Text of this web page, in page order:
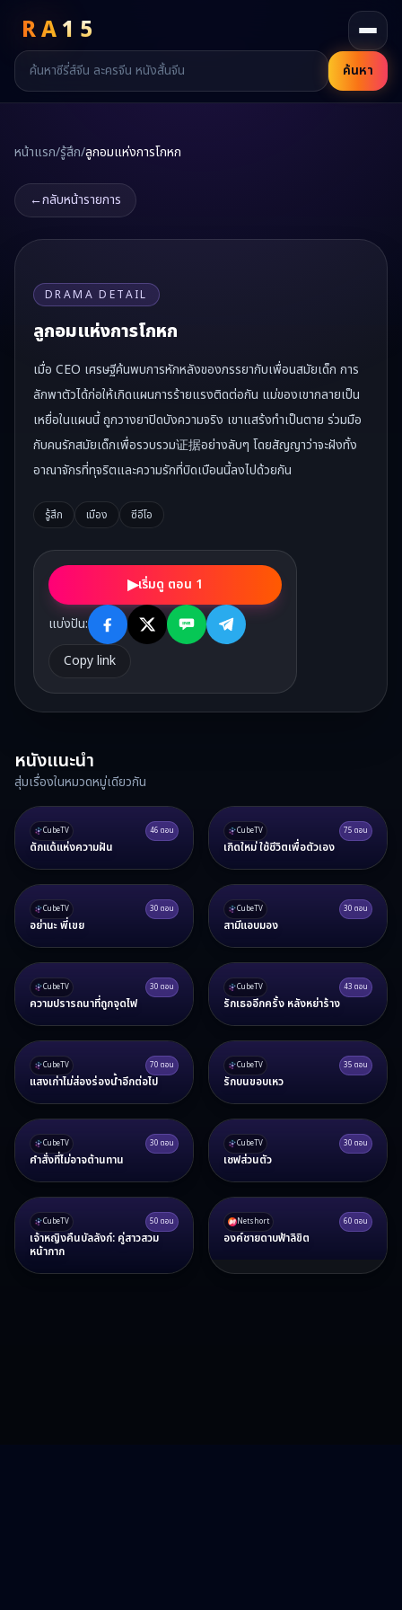
RA15
ค้นหา
หน้าแรก/รู้สึก/ลูกอมแห่งการโกหก
←กลับหน้ารายการ
DRAMA DETAIL
ลูกอมแห่งการโกหก
เมื่อ CEO เศรษฐีค้นพบการหักหลังของภรรยากับเพื่อนสมัยเด็ก การ
ลักพาตัวได้ก่อให้เกิดแผนการร้ายแรงติดต่อกัน แม่ของเขากลายเป็น
เหยื่อในแผนนี้ ถูกวางยาปิดบังความจริง เขาแสร้งทำเป็นตาย ร่วมมือ
กับคนรักสมัยเด็กเพื่อรวบรวม证据อย่างลับๆ โดยสัญญาว่าจะฝังทั้ง
อาณาจักรที่ทุจริตและความรักที่บิดเบือนนี้ลงไปด้วยกัน
รู้สึก เมือง ซีอีโอ
▶เริ่มดู ตอน 1
แบ่งปัน:
Copy link
หนังแนะนำ
สุ่มเรื่องในหมวดหมู่เดียวกัน
CubeTV 46 ตอน
ดักแด้แห่งความฝัน
CubeTV 75 ตอน
เกิดใหม่ ใช้ชีวิตเพื่อตัวเอง
CubeTV 30 ตอน
อย่านะ พี่เขย
CubeTV 30 ตอน
สามีแอบมอง
CubeTV 30 ตอน
ความปรารถนาที่ถูกจุดไฟ
CubeTV 43 ตอน
รักเธออีกครั้ง หลังหย่าร้าง
CubeTV 70 ตอน
แสงเก่าไม่ส่องร่องน้ำอีกต่อไป
CubeTV 35 ตอน
รักบนขอบเหว
CubeTV 30 ตอน
คำสั่งที่ไม่อาจต้านทาน
CubeTV 30 ตอน
เชฟส่วนตัว
CubeTV 50 ตอน
เจ้าหญิงคืนบัลลังก์: คู่สาวสวม
หน้ากาก
Netshort 60 ตอน
องค์ชายดาบฟ้าลิขิต